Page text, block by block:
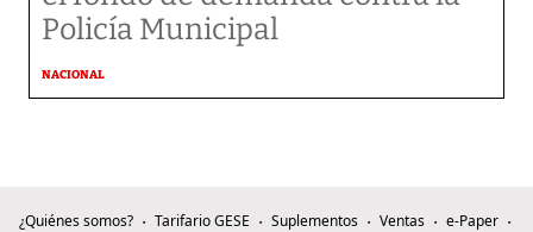
Policía Municipal
NACIONAL
¿Quiénes somos? Tarifario GESE Suplementos Ventas
e-Paper